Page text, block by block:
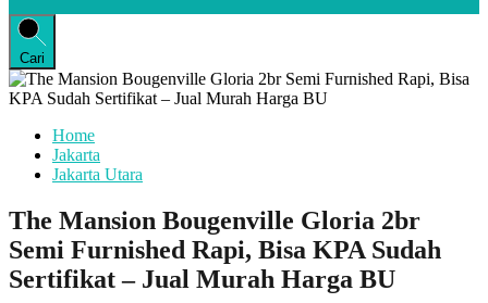
Cari
Home
Jakarta
Jakarta Utara
The Mansion Bougenville Gloria 2br
Semi Furnished Rapi, Bisa KPA Sudah
Sertifikat – Jual Murah Harga BU